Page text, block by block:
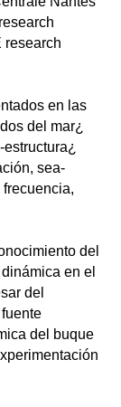
research
en las
del mar¿
sea-
del
en el
del
del buque